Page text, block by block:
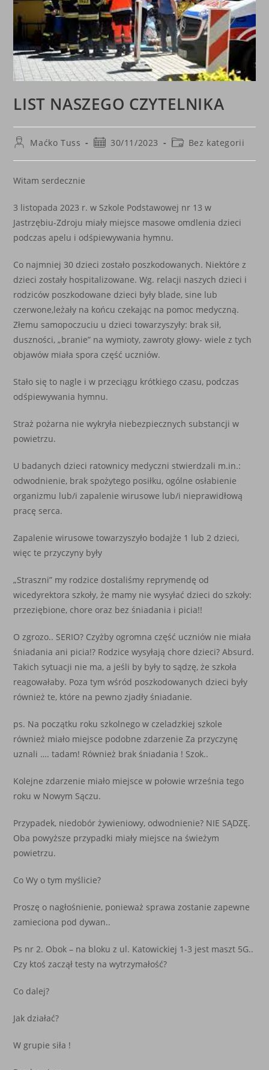
LIST NASZEGO CZYTELNIKA
PostMaćko Tuss
Post30/11/2023
PostBez kategorii
Witam serdecznie
3 listopada 2023 r. w Szkole Podstawowej nr 13 w
Jastrzębiu-Zdroju miały miejsce masowe omdlenia dzieci
podczas apelu i odśpiewywania hymnu.
Co najmniej 30 dzieci zostało poszkodowanych. Niektóre z
dzieci zostały hospitalizowane. Wg. relacji naszych dzieci i
rodziców poszkodowane dzieci były blade, sine lub
czerwone,leżały na końcu czekając na pomoc medyczną.
Złemu samopoczuciu u dzieci towarzyszyły: brak sił,
duszności, „branie” na wymioty, zawroty głowy- wiele z tych
objawów miała spora część uczniów.
Stało się to nagle i w przeciągu krótkiego czasu, podczas
odśpiewywania hymnu.
Straż pożarna nie wykryła niebezpiecznych substancji w
powietrzu.
U badanych dzieci ratownicy medyczni stwierdzali m.in.:
odwodnienie, brak spożytego posiłku, ogólne osłabienie
organizmu lub/i zapalenie wirusowe lub/i nieprawidłową
pracę serca.
Zapalenie wirusowe towarzyszyło bodajże 1 lub 2 dzieci,
więc te przyczyny były
„Straszni” my rodzice dostaliśmy reprymendę od
wicedyrektora szkoły, że mamy nie wysyłać dzieci do szkoły:
przeziębione, chore oraz bez śniadania i picia!!
O zgrozo.. SERIO? Czyżby ogromna część uczniów nie miała
śniadania ani picia!? Rodzice wysyłają chore dzieci? Absurd.
Takich sytuacji nie ma, a jeśli by były to sądzę, że szkoła
reagowałaby. Poza tym wśród poszkodowanych dzieci były
również te, które na pewno zjadły śniadanie.
ps. Na początku roku szkolnego w czeladzkiej szkole
również miało miejsce podobne zdarzenie Za przyczynę
uznali …. tadam! Również brak śniadania ! Szok..
Kolejne zdarzenie miało miejsce w połowie września tego
roku w Nowym Sączu.
Przypadek, niedobór żywieniowy, odwodnienie? NIE SĄDZĘ.
Oba powyższe przypadki miały miejsce na świeżym
powietrzu.
Co Wy o tym myślicie?
Proszę o nagłośnienie, ponieważ sprawa zostanie zapewne
zamieciona pod dywan..
Ps nr 2. Obok – na bloku z ul. Katowickiej 1-3 jest maszt 5G..
Czy ktoś zaczął testy na wytrzymałość?
Co dalej?
Jak działać?
W grupie siła !